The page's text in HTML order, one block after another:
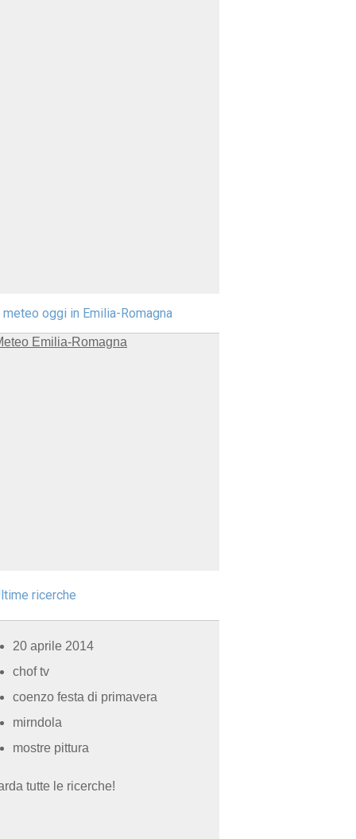
meteo oggi in Emilia-Romagna
ricerche
20 aprile 2014
chof tv
coenzo festa di primavera
mirndola
mostre pittura
tutte le ricerche!